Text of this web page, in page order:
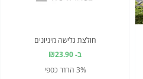
חולצת גלישה מיניונים
ב- ₪23.90
3% החזר כספי